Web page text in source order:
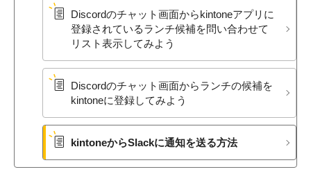
Discordの​チャット画面から​kintoneアプリに​
登録されている​ランチ候補を​問い合わせて​
リスト​表示してみよう
Discordの​チャット画面から​ランチの​候補を​
kintoneに​登録してみよう
kintoneから​Slackに​通知を​送る​方​法